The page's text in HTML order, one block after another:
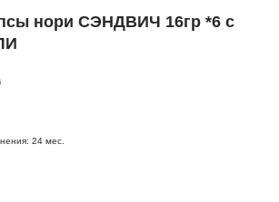
нори СЭНДВИЧ 16гр *6 с
24 мес.